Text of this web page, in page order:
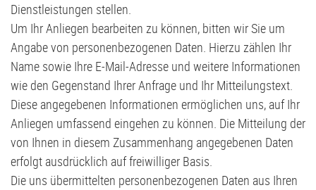
Dienstleistungen stellen.
Um Ihr Anliegen bearbeiten zu können, bitten wir Sie um
Angabe von personenbezogenen Daten. Hierzu zählen Ihr
Name sowie Ihre E-Mail-Adresse und weitere Informationen
wie den Gegenstand Ihrer Anfrage und Ihr Mitteilungstext.
Diese angegebenen Informationen ermöglichen uns, auf Ihr
Anliegen umfassend eingehen zu können. Die Mitteilung der
von Ihnen in diesem Zusammenhang angegebenen Daten
erfolgt ausdrücklich auf freiwilliger Basis.
Die uns übermittelten personenbezogenen Daten aus Ihren